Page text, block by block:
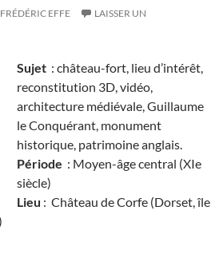
FRÉDÉRIC EFFE
LAISSER UN
Sujet : château-fort, lieu d’intérêt,
reconstitution 3D, vidéo,
architecture médiévale, Guillaume
le Conquérant, monument
historique, patrimoine anglais.
Période : Moyen-âge central (XIe
siècle)
Lieu : Château de Corfe (Dorset, île